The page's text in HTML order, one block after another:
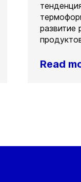
развитие
Read